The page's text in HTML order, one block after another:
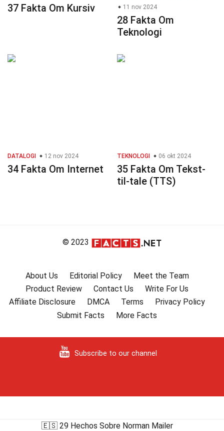
37 Fakta Om Kursiv
11 nov 2024
28 Fakta Om
Teknologi
DATALOGI 12 nov 2024
34 Fakta Om Internet
TEKNOLOGI 06 okt 2024
35 Fakta Om Tekst-
til-tale (TTS)
© 2023
About Us Editorial Policy
Meet the Team
Product Review
Contact Us
Write For Us
Affiliate Disclosure
DMCA Terms
Privacy Policy
Submit Facts
More Facts
Subscribe to our channel
🇪🇸 29 Hechos Sobre Norman Mailer